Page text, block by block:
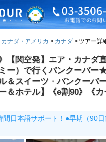
カナダ・アメリカ カナダ ツアー詳
【関空発】エア・カナダ
ー）で行くバンクーバー
＆スイーツ・バンクーバ
＆ホテル】《e割90》《
間日本語サポート！●早期（90日